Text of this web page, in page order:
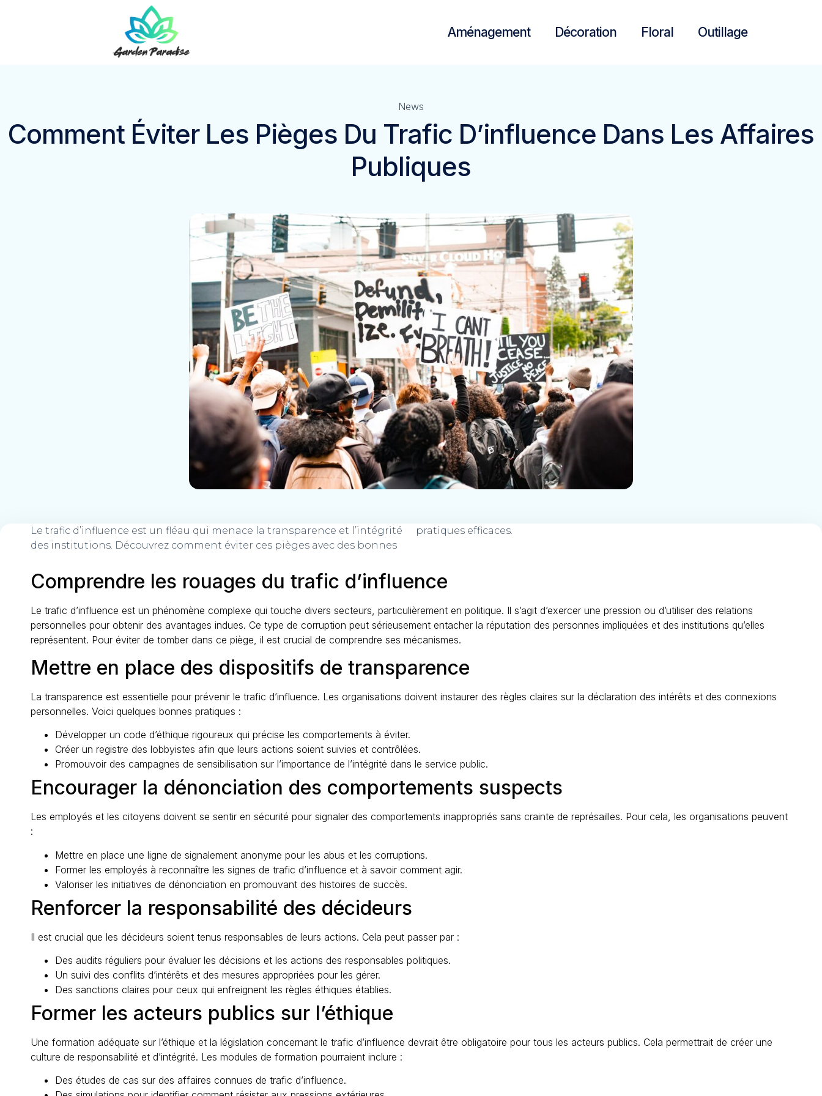
Aménagement Décoration Floral Outillage
News
Comment Éviter Les Pièges Du Trafic D’influence Dans Les Affaires
Publiques
Le trafic d’influence est un fléau qui menace la transparence et l’intégrité
des institutions. Découvrez comment éviter ces pièges avec des bonnes
pratiques efficaces.
Comprendre les rouages du trafic d’influence
Le trafic d’influence est un phénomène complexe qui touche divers secteurs, particulièrement en politique. Il s’agit d’exercer une pression ou d’utiliser des relations
personnelles pour obtenir des avantages indues. Ce type de corruption peut sérieusement entacher la réputation des personnes impliquées et des institutions qu’elles
représentent. Pour éviter de tomber dans ce piège, il est crucial de comprendre ses mécanismes.
Mettre en place des dispositifs de transparence
La transparence est essentielle pour prévenir le trafic d’influence. Les organisations doivent instaurer des règles claires sur la déclaration des intérêts et des connexions
personnelles. Voici quelques bonnes pratiques :
Développer un code d’éthique rigoureux qui précise les comportements à éviter.
Créer un registre des lobbyistes afin que leurs actions soient suivies et contrôlées.
Promouvoir des campagnes de sensibilisation sur l’importance de l’intégrité dans le service public.
Encourager la dénonciation des comportements suspects
Les employés et les citoyens doivent se sentir en sécurité pour signaler des comportements inappropriés sans crainte de représailles. Pour cela, les organisations peuvent
:
Mettre en place une ligne de signalement anonyme pour les abus et les corruptions.
Former les employés à reconnaître les signes de trafic d’influence et à savoir comment agir.
Valoriser les initiatives de dénonciation en promouvant des histoires de succès.
Renforcer la responsabilité des décideurs
Il est crucial que les décideurs soient tenus responsables de leurs actions. Cela peut passer par :
Des audits réguliers pour évaluer les décisions et les actions des responsables politiques.
Un suivi des conflits d’intérêts et des mesures appropriées pour les gérer.
Des sanctions claires pour ceux qui enfreignent les règles éthiques établies.
Former les acteurs publics sur l’éthique
Une formation adéquate sur l’éthique et la législation concernant le trafic d’influence devrait être obligatoire pour tous les acteurs publics. Cela permettrait de créer une
culture de responsabilité et d’intégrité. Les modules de formation pourraient inclure :
Des études de cas sur des affaires connues de trafic d’influence.